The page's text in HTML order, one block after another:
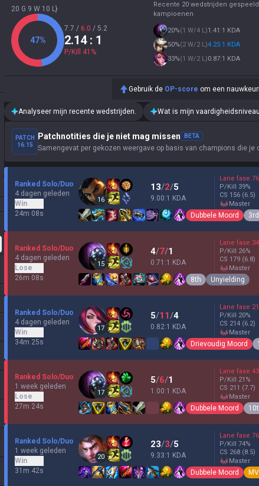
20 G 9 W 10 L}
47%
7.7 / 6.0 / 5.2
2.14: 1
P/Kill 41 %
Recente 20 wedstrijden
kampioenen
20%(1 W/4 L)1.41:1 KDA
50%(2 W/2 L)4.25:1 KDA
33%(1 W/2 L)0.87:1 KDA
Gebruik de OP-score om een
Analyseer mijn recente wedstrijden. Wat is mijn
PATCH
16.15
Patchnotities die je niet mag missen BETA
Samengevat per gekozen weergave op basis van champions die
Ranked Solo/Duo
4 dagen geleden
Win
24m 08s
16
13/2/5
9.00:1 KDA
Lane fase 76
P/Kill 39%
CS 156 (6.5)
master
Dubbele Moord 3rd
Ranked Solo/Duo
4 dagen geleden
Lose
26m 08s
15
4/7/1
0.71:1 KDA
Lane fase 34
P/Kill 26%
CS 179 (6.8)
master
8th Unyielding
Ranked Solo/Duo
4 dagen geleden
Win
34m 25s
17
5/11/4
0.82:1 KDA
Lane fase 21
P/Kill 20%
CS 214 (6.2)
master
Drievoudig Moord
Ranked Solo/Duo
1 week geleden
Lose
27m 24s
17
5/6/1
1.00:1 KDA
Lane fase 43
P/Kill 21 %
CS 211 (7.7)
master
Dubbele Moord
Ranked Solo/Duo
1 week geleden
Win
31m 42s
20
23/3/5
9.33:1 KDA
Lane fase 76
P/Kill 74%
CS 268 (8.5)
master
Dubbele Moord